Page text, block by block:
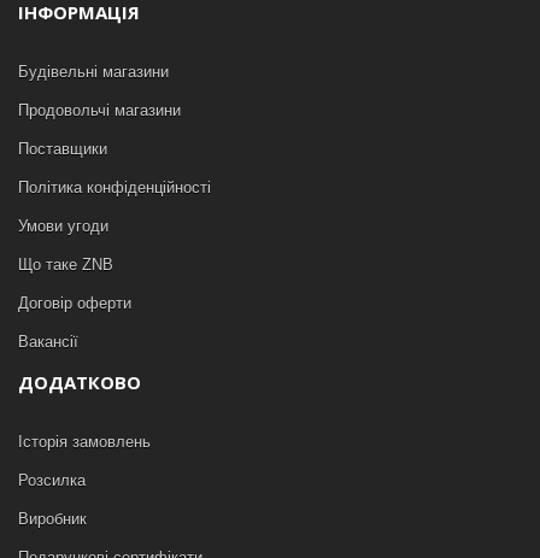
ІНФОРМАЦІЯ
Будівельні магазини
Продовольчі магазини
Поставщики
Політика конфіденційності
Умови угоди
Що таке ZNB
Договір оферти
Вакансії
ДОДАТКОВО
Історія замовлень
Розсилка
Виробник